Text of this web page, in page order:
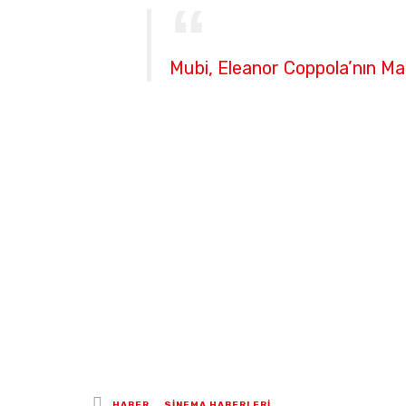
Mubi, Eleanor Coppola’nın